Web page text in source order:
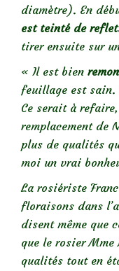
diamètre). En
est teinté de
tirer ensuite sur
« Il est bien
feuillage est
Ce serait à
remplacement de
plus de qualités
moi un vrai
La rosiériste
floraisons dans
disent même que
que le rosier
qualités tout en